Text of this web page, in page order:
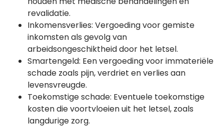
revalidatie.
Inkomensverlies: Vergoeding voor gemiste
inkomsten als gevolg van
arbeidsongeschiktheid door het letsel.
Smartengeld: Een vergoeding voor immateriële
schade zoals pijn, verdriet en verlies aan
levensvreugde.
Toekomstige schade: Eventuele toekomstige
kosten die voortvloeien uit het letsel, zoals
langdurige zorg.